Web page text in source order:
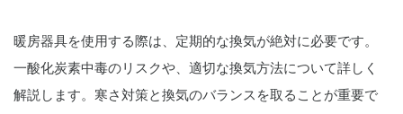
暖房器具を使用する際は、定期的な換気が絶対に必要です。
一酸化炭素中毒のリスクや、適切な換気方法について詳しく
解説します。寒さ対策と換気のバランスを取ることが重要で